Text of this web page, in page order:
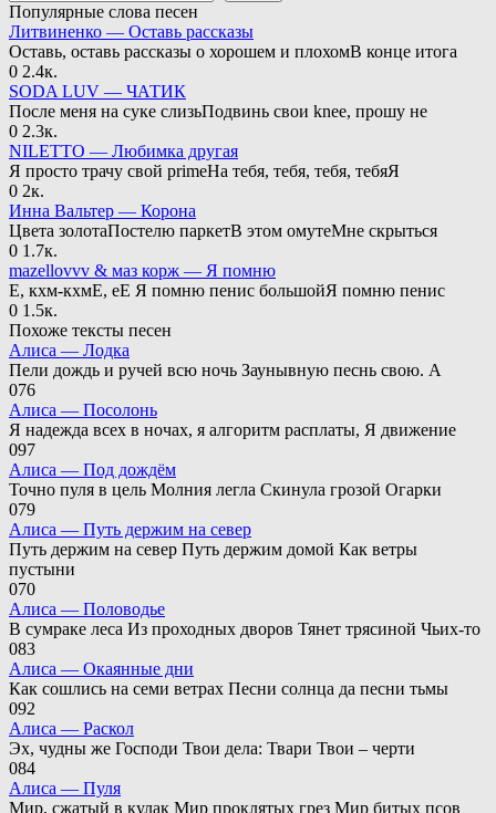
Популярные слова песен
Литвиненко — Оставь рассказы
Оставь, оставь рассказы о хорошем и плохомВ конце итога
0 2.4к.
SODA LUV — ЧАТИК
После меня на суке слизьПодвинь свои knee, прошу не
0 2.3к.
NILETTO — Любимка другая
Я просто трачу свой primeНа тебя, тебя, тебя, тебяЯ
0 2к.
Инна Вальтер — Корона
Цвета золотаПостелю паркетВ этом омутеМне скрыться
0 1.7к.
mazellovvv & маз корж — Я помню
Е, кхм-кхмЕ, еЕ Я помню пенис большойЯ помню пенис
0 1.5к.
Похоже тексты песен
Алиса — Лодка
Пели дождь и ручей всю ночь Заунывную песнь свою. А
076
Алиса — Посолонь
Я надежда всех в ночах, я алгоритм расплаты, Я движение
097
Алиса — Под дождём
Точно пуля в цель Молния легла Скинула грозой Огарки
079
Алиса — Путь держим на север
Путь держим на север Путь держим домой Как ветры
пустыни
070
Алиса — Половодье
В сумраке леса Из проходных дворов Тянет трясиной Чьих-то
083
Алиса — Окаянные дни
Как сошлись на семи ветрах Песни солнца да песни тьмы
092
Алиса — Раскол
Эх, чудны же Господи Твои дела: Твари Твои – черти
084
Алиса — Пуля
Мир, сжатый в кулак Мир проклятых грез Мир битых псов